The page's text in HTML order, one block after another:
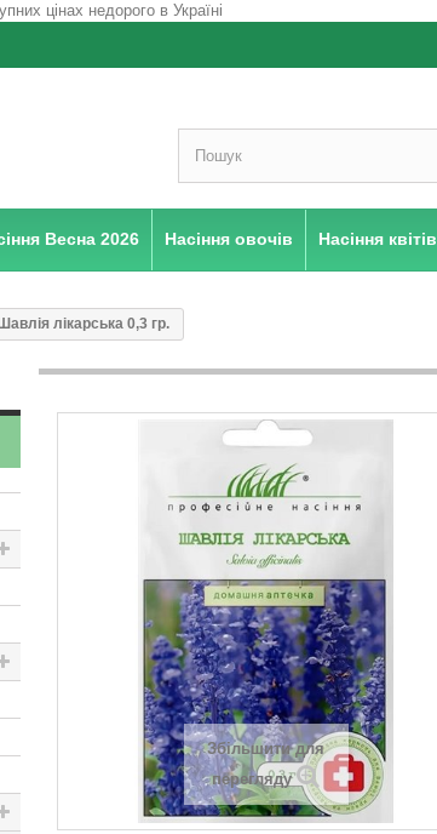
Весна 2026 Насіння овочів Насіння квітів
лікарська 0,3 гр.
Збільшити для
перегляду